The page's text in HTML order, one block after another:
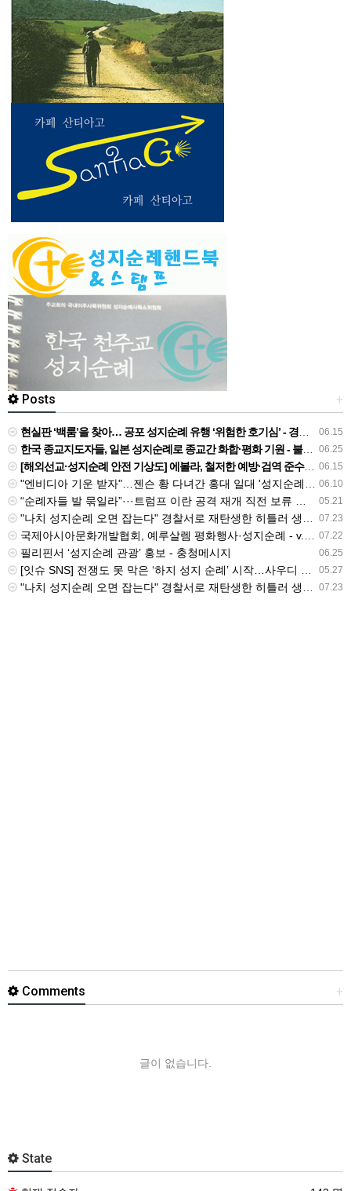
+
Posts
06.15
현실판 ‘백룸’을 찾아… 공포 성지순례 유행 ‘위험한 호기심’ - 경인일보
06.25
한국 종교지도자들, 일본 성지순례로 종교간 화합·평화 기원 - 불교신문
06.15
[해외선교·성지순례 안전 기상도] 에볼라, 철저한 예방·검역 준수를 - 국민일보
06.10
"엔비디아 기운 받자"…젠슨 황 다녀간 홍대 일대 '성지순례' 열풍 - 진일보
05.21
“순례자들 발 묶일라”···트럼프 이란 공격 재개 직전 보류 배경엔 이슬람 성지순례 ‘하지’ - v.daum.net
07.23
"나치 성지순례 오면 잡는다" 경찰서로 재탄생한 히틀러 생가 - v.daum.net
07.22
국제아시아문화개발협회, 예루살렘 평화행사·성지순례 - v.daum.net
06.25
필리핀서 ‘성지순례 관광’ 홍보 - 충청메시지
05.27
[잇슈 SNS] 전쟁도 못 막은 ‘하지 성지 순례’ 시작…사우디 최고 경계 태세 - KBS 뉴스
07.23
"나치 성지순례 오면 잡는다" 경찰서로 재탄생한 히틀러 생가 - v.daum.net
+
Comments
글이 없습니다.
State